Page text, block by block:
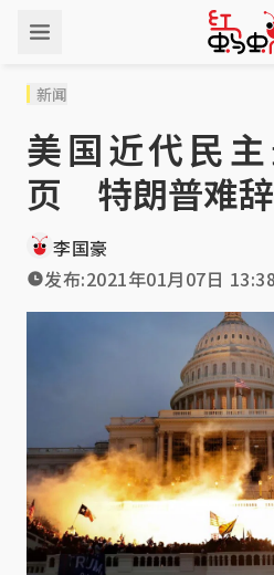
新闻
美国近代民
页 特朗普难
李国豪
发布:2021年01月07日 13:38